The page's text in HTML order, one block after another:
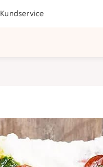
Kundservice